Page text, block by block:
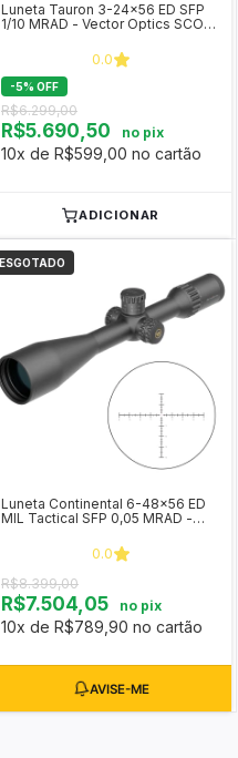
Luneta Tauron 3-24x56 ED SFP
1/10 MRAD - Vector Optics SCOL-
0.0
-5% OFF
R$6.299,00
R$5.690,50 no pix
10x de R$599,00 no cartão
ADICIONAR
ESGOTADO
Luneta Continental 6-48x56 ED
MIL Tactical SFP 0,05 MRAD -
0.0
R$8.399,00
R$7.504,05 no pix
10x de R$789,90 no cartão